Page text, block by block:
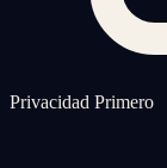
Privacidad Primero